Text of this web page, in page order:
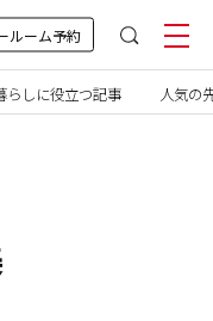
ルーム予約
らしに役立つ記事 人気の